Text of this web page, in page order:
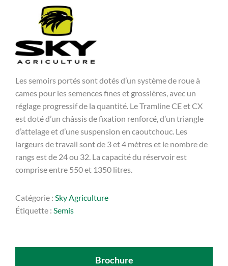
Les semoirs portés sont dotés d’un système de roue à
cames pour les semences fines et grossières, avec un
réglage progressif de la quantité. Le Tramline CE et CX
est doté d’un châssis de fixation renforcé, d’un triangle
d’attelage et d’une suspension en caoutchouc. Les
largeurs de travail sont de 3 et 4 mètres et le nombre de
rangs est de 24 ou 32. La capacité du réservoir est
comprise entre 550 et 1350 litres.
Catégorie : Sky Agriculture
Étiquette : Semis
Brochure